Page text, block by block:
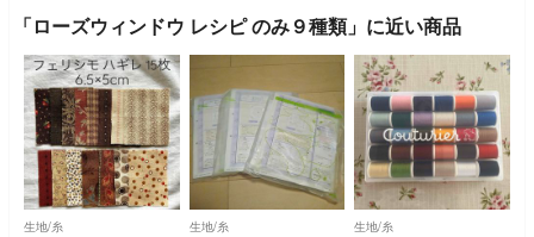
「ローズウィンドウ レシピ のみ９種類」に近い商品
生地/糸 生地/糸 生地/糸